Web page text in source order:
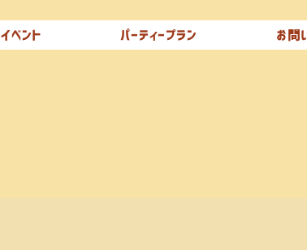
イベント パーティープラン お問